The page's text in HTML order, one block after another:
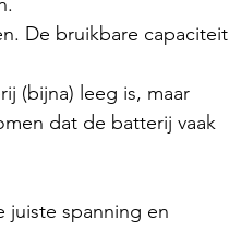
De bruikbare capaciteit
(bijna) leeg is, maar
dat de batterij vaak
juiste spanning en